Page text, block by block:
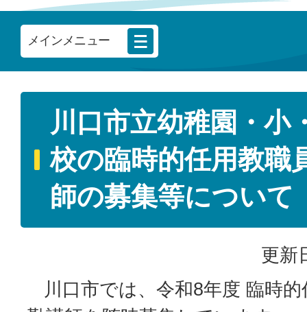
メインメニュー
川口市立幼稚園・小
校の臨時的任用教職
師の募集等について
更新
川口市では、令和8年度 臨時的